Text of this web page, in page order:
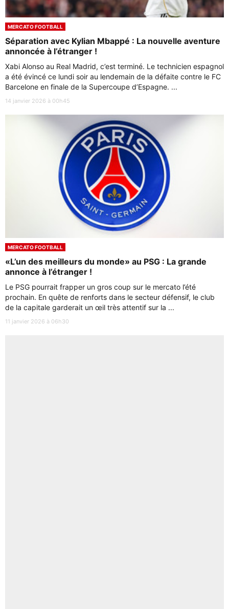
MERCATO FOOTBALL
Séparation avec Kylian Mbappé : La nouvelle aventure
annoncée à l’étranger !
Xabi Alonso au Real Madrid, c’est terminé. Le technicien espagnol
a été évincé ce lundi soir au lendemain de la défaite contre le FC
Barcelone en finale de la Supercoupe d’Espagne. ...
14 janvier 2026 à 00h45
MERCATO FOOTBALL
«L’un des meilleurs du monde» au PSG : La grande
annonce à l’étranger !
Le PSG pourrait frapper un gros coup sur le mercato l’été
prochain. En quête de renforts dans le secteur défensif, le club
de la capitale garderait un œil très attentif sur la ...
11 janvier 2026 à 06h30